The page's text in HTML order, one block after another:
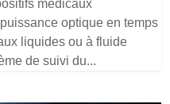
médicaux
optique en temps
liquides ou à fluide
de suivi du...